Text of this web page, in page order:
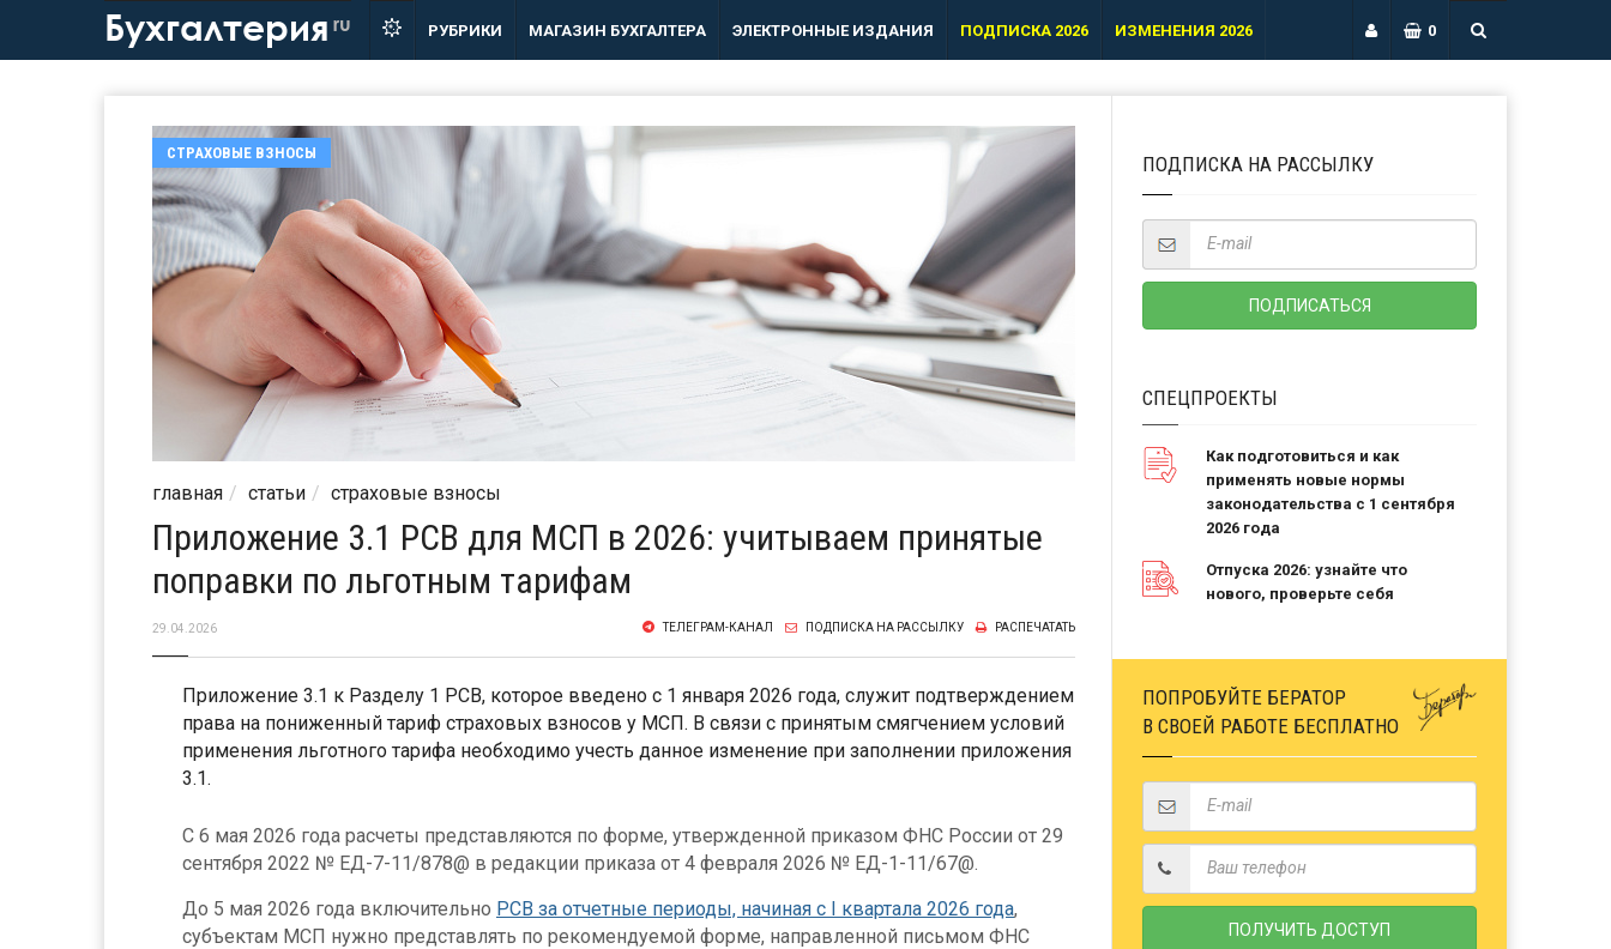
Бухгалтерия ru РУБРИКИ МАГАЗИН БУХГАЛТЕРА ЭЛЕКТРОННЫЕ ИЗДАНИЯ ПОДПИСКА 2026 ИЗМЕНЕНИЯ 2026 0
СТРАХОВЫЕ ВЗНОСЫ
главная статьи страховые взносы
Приложение 3.1 РСВ для МСП в 2026: учитываем принятые
поправки по льготным тарифам
29.04.2026 РАСПЕЧАТАТЬ
ПОДПИСКА НА РАССЫЛКУ
ТЕЛЕГРАМ-КАНАЛ
Приложение 3.1 к Разделу 1 РСВ, которое введено с 1 января 2026 года, служит подтверждением
права на пониженный тариф страховых взносов у МСП. В связи с принятым смягчением условий
применения льготного тарифа необходимо учесть данное изменение при заполнении приложения
3.1.
С 6 мая 2026 года расчеты представляются по форме, утвержденной приказом ФНС России от 29
сентября 2022 № ЕД-7-11/878@ в редакции приказа от 4 февраля 2026 № ЕД-1-11/67@.
До 5 мая 2026 года включительно РСВ за отчетные периоды, начиная с I квартала 2026 года,
субъектам МСП нужно представлять по рекомендуемой форме, направленной письмом ФНС
ПОДПИСКА НА РАССЫЛКУ
СПЕЦПРОЕКТЫ
Как подготовиться и как
применять новые нормы
законодательства с 1 сентября
2026 года
Отпуска 2026: узнайте что
нового, проверьте себя
ПОПРОБУЙТЕ БЕРАТОР
В СВОЕЙ РАБОТЕ БЕСПЛАТНО